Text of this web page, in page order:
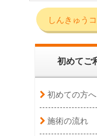
しんきゅう
初めてご
初めての方へ
施術の流れ